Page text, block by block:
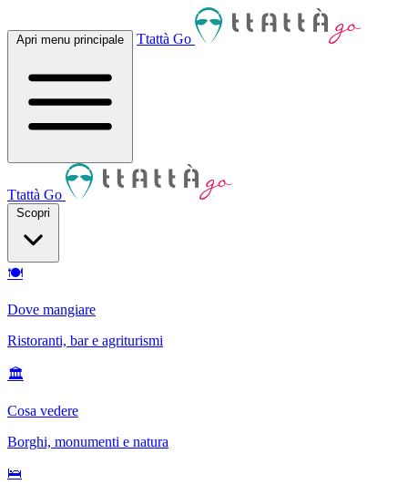
Apri menu principale Ttattà Go
Ttattà Go
Scopri
🍽
Dove mangiare
Ristoranti, bar e agriturismi
🏛
Cosa vedere
Borghi, monumenti e natura
🛌